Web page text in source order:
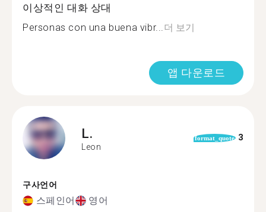
이상적인 대화 상대
Personas con una buena vibr... 더 보기
앱 다운로드
L.
Leon
format_quote 3
구사언어
스페인어 영어